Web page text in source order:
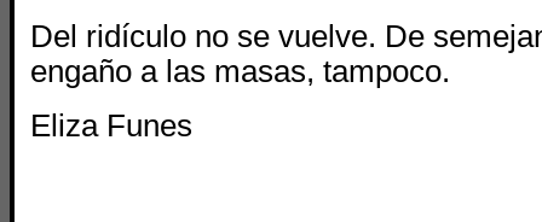
Del ridículo no se vuelve. De
engaño a las masas, tampoco.
Eliza Funes